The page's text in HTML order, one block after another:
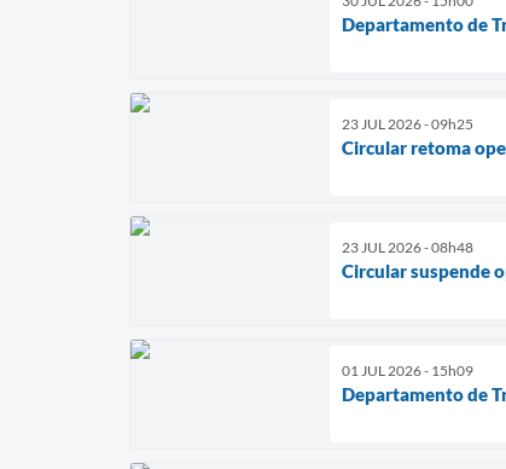
Departamento de
23 JUL 2026 - 09h25
Circular retoma
23 JUL 2026 - 08h48
Circular suspende
01 JUL 2026 - 15h09
Departamento de